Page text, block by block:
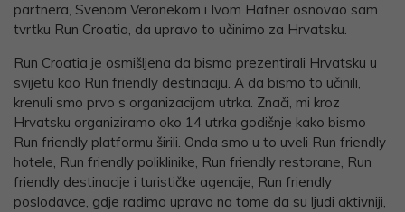
partnera, Svenom Veronekom i Ivom Hafner osnovao sam
tvrtku Run Croatia, da upravo to učinimo za Hrvatsku.
Run Croatia je osmišljena da bismo prezentirali Hrvatsku u
svijetu kao Run friendly destinaciju. A da bismo to učinili,
krenuli smo prvo s organizacijom utrka. Znači, mi kroz
Hrvatsku organiziramo oko 14 utrka godišnje kako bismo
Run friendly platformu širili. Onda smo u to uveli Run friendly
hotele, Run friendly poliklinike, Run friendly restorane, Run
friendly destinacije i turističke agencije, Run friendly
poslodavce, gdje radimo upravo na tome da su ljudi aktivniji,